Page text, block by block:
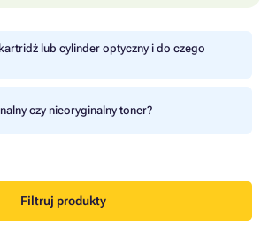
lub cylinder optyczny i do czego
czy nieoryginalny toner?
Filtruj produkty